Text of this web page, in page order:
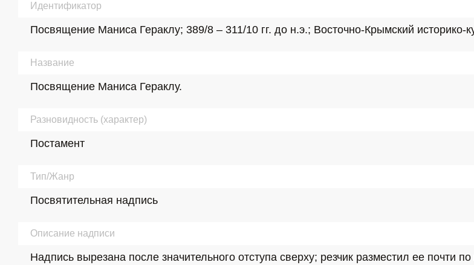
Идентификатор
Посвящение Маниса Гераклу; 389/8 – 311/10 гг. до н.э.; Восточно-Крымский
Название
Посвящение Маниса Гераклу.
Разновидность (характер)
Постамент
Тип/Жанр
Посвятительная надпись
Описание надписи
Надпись вырезана после значительного отступа сверху; резчик разместил ее почти